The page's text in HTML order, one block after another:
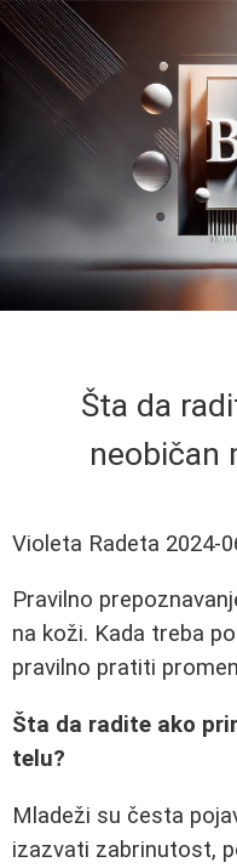
Šta da
neobičan
Violeta Radeta 2024-
Pravilno
na koži. Kada treba
pravilno pratiti
Šta da radite ako
telu?
Mladeži su česta
izazvati zabrinutost,